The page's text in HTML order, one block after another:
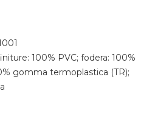
100% PVC; fodera: 100%
gomma termoplastica (TR);